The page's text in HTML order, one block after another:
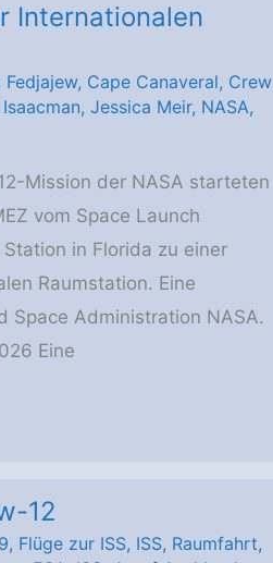
Internationalen
Fedjajew, Cape Canaveral, Crew
, Jessica Meir, NASA,
Mission der NASA starteten
vom Space Launch
in Florida zu einer
Raumstation. Eine
Space Administration NASA.
Eine
12
, Flüge zur ISS, ISS, Raumfahrt,